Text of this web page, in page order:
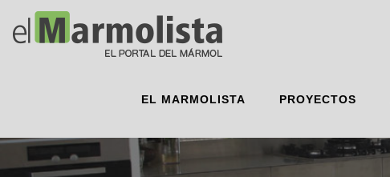
EL MARMOLISTA PROYECTOS